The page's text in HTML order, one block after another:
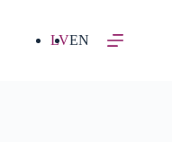
LVEN